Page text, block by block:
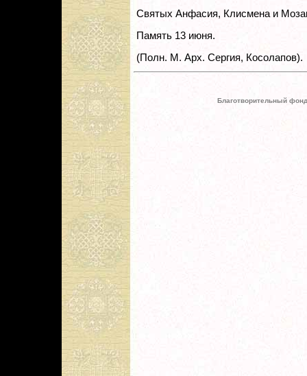
Святых Анфасия, Клисмена и
Память 13 июня.
(Полн. М. Арх. Сергия, Косолапов).
Благотворительный